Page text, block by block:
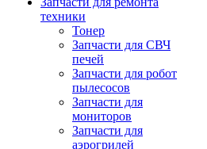
техники
Тонер
Запчасти для СВЧ
печей
Запчасти для робот
пылесосов
Запчасти для
мониторов
Запчасти для
аэрогрилей